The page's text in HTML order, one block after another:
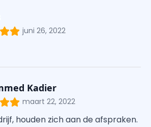
juni 26, 2022
Kadier
maart 22, 2022
houden zich aan de afspraken.